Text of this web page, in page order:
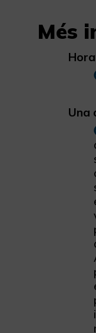
Més
Una